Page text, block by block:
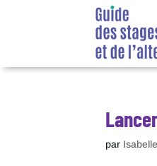
par Isabelle
Panneau de gestion des cookies